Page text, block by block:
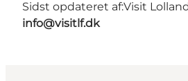
Sidst opdateret af:Visit
info@visitlf.dk